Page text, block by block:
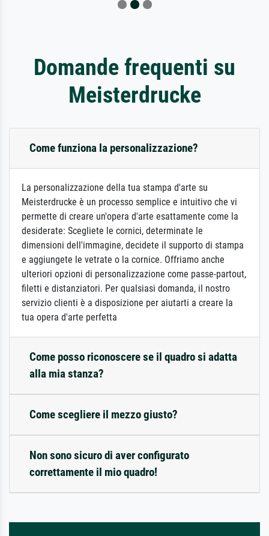
Domande frequenti su
Meisterdrucke
Come funziona la personalizzazione?
La personalizzazione della tua stampa d'arte su
Meisterdrucke è un processo semplice e intuitivo che vi
permette di creare un'opera d'arte esattamente come la
desiderate: Scegliete le cornici, determinate le
dimensioni dell'immagine, decidete il supporto di stampa
e aggiungete le vetrate o la cornice. Offriamo anche
ulteriori opzioni di personalizzazione come passe-partout,
filetti e distanziatori. Per qualsiasi domanda, il nostro
servizio clienti è a disposizione per aiutarti a creare la
tua opera d'arte perfetta
Come posso riconoscere se il quadro si adatta
alla mia stanza?
Come scegliere il mezzo giusto?
Non sono sicuro di aver configurato
correttamente il mio quadro!